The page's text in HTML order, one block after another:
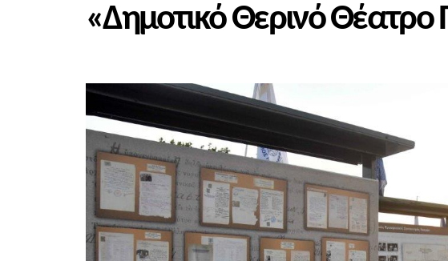
«Δημοτικό Θερινό Θέατρο